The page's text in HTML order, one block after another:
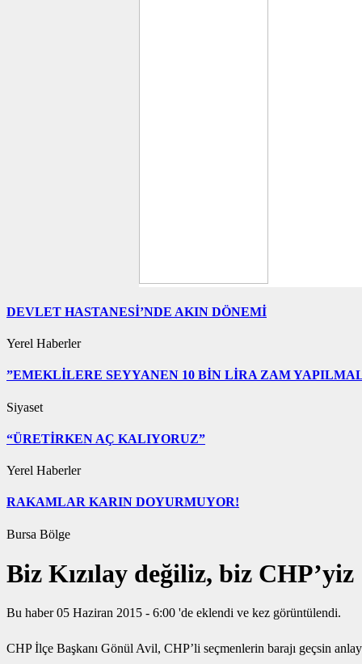
DEVLET HASTANESİ’NDE AKIN DÖNEMİ
Yerel Haberler
”EMEKLİLERE SEYYANEN 10 BİN LİRA ZAM
Siyaset
“ÜRETİRKEN AÇ KALIYORUZ”
Yerel Haberler
RAKAMLAR KARIN DOYURMUYOR!
Bursa Bölge
Biz Kızılay değiliz, biz CHP’yiz
Bu haber 05 Haziran 2015 - 6:00 'de eklendi ve kez görüntülendi.
CHP İlçe Başkanı Gönül Avil, CHP’li seçmenlerin barajı geçsin